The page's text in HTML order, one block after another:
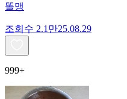
똘맹
조회수 2.1만25.08.29
999+